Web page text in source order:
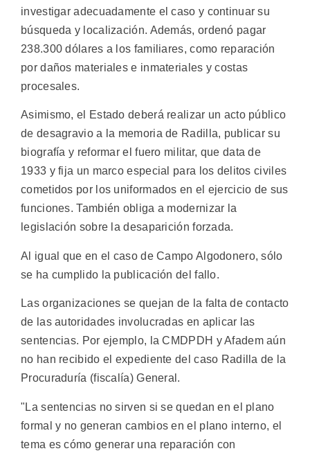
investigar adecuadamente el caso y continuar su
búsqueda y localización. Además, ordenó pagar
238.300 dólares a los familiares, como reparación
por daños materiales e inmateriales y costas
procesales.
Asimismo, el Estado deberá realizar un acto público
de desagravio a la memoria de Radilla, publicar su
biografía y reformar el fuero militar, que data de
1933 y fija un marco especial para los delitos civiles
cometidos por los uniformados en el ejercicio de sus
funciones. También obliga a modernizar la
legislación sobre la desaparición forzada.
Al igual que en el caso de Campo Algodonero, sólo
se ha cumplido la publicación del fallo.
Las organizaciones se quejan de la falta de contacto
de las autoridades involucradas en aplicar las
sentencias. Por ejemplo, la CMDPDH y Afadem aún
no han recibido el expediente del caso Radilla de la
Procuraduría (fiscalía) General.
"La sentencias no sirven si se quedan en el plano
formal y no generan cambios en el plano interno, el
tema es cómo generar una reparación con